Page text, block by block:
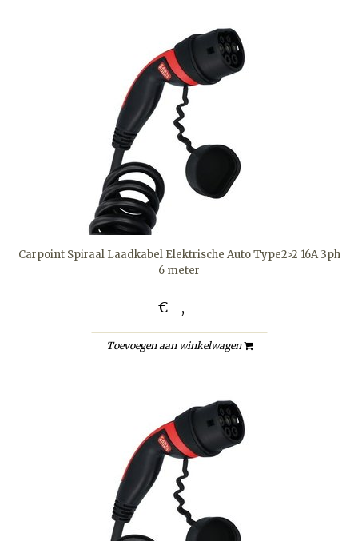
Carpoint Spiraal Laadkabel Elektrische Auto Type2>2 16A 3ph
6 meter
€--,--
Toevoegen aan winkelwagen